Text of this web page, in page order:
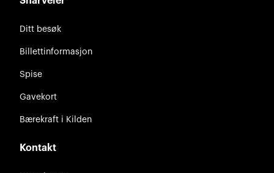
Ditt besøk
Billettinformasjon
Spise
Gavekort
Bærekraft i Kilden
Kontakt